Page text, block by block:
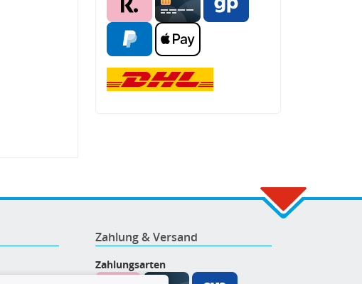
Zahlung & Versand
Zahlungsarten